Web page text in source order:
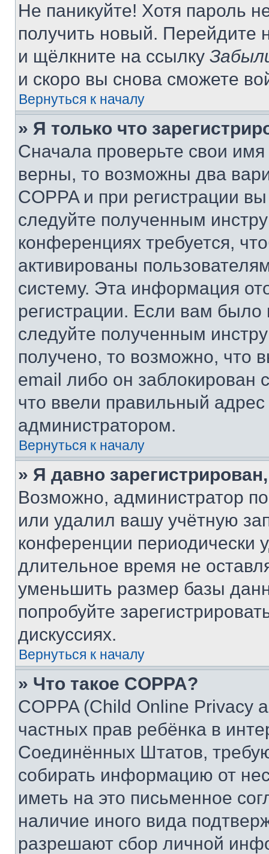
Не паникуйте! Хотя пароль
получить новый. Перейдите
и щёлкните на ссылку
и скоро вы снова сможете
Вернуться к началу
» Я только что
Сначала проверьте свои
верны, то возможны два
COPPA и при регистрации
следуйте полученным
конференциях требуется,
активированы
систему. Эта информация
регистрации. Если вам
следуйте полученным
получено, то возможно, что
email либо он
что ввели правильный адрес
администратором.
Вернуться к началу
» Я давно
Возможно, администратор
или удалил вашу учётную
конференции периодически
длительное время не
уменьшить размер базы
попробуйте
дискуссиях.
Вернуться к началу
» Что такое COPPA?
COPPA (Child Online Privacy
частных прав ребёнка в
Соединённых Штатов,
собирать информацию от
иметь на это письменное
наличие иного вида
разрешают сбор личной